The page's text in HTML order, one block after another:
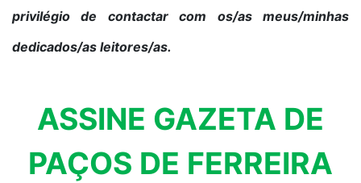
privilégio de contactar com os/as meus/minhas
dedicados/as leitores/as.
ASSINE GAZETA DE
PAÇOS DE FERREIRA